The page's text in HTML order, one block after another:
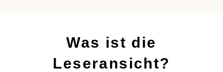
Was ist die
Leseransicht?